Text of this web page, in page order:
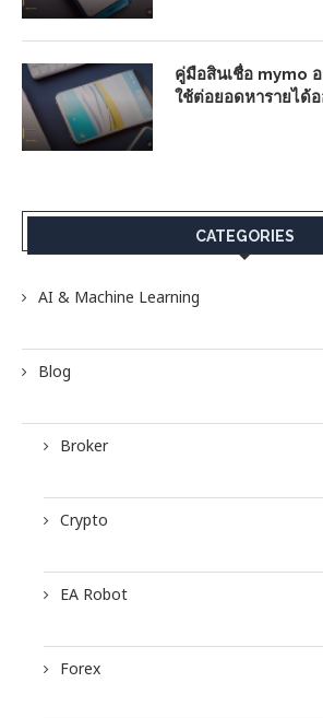
คู่มือสินเชื่อ mymo
ใช้ต่อยอดหารายได้
CATEGORIES
AI & Machine Learning
Blog
Broker
Crypto
EA Robot
Forex